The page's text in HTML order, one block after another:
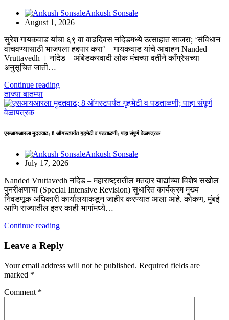
Ankush Sonsale
August 1, 2026
सुरेश गायकवाड यांचा ६९ वा वाढदिवस नांदेडमध्ये उत्साहात साजरा; ‘संविधान
वाचवण्यासाठी भाजपला हद्दपार करा’ – गायकवाड यांचे आवाहन Nanded
Vruttavedh । ​नांदेड – आंबेडकरवादी लोक मंचच्या वतीने काँग्रेसच्या
अनुसूचित जाती…
Continue reading
ताज्या बातम्या
एसआयआरला मुदतवाढ; 8 ऑगस्टपर्यंत गृहभेटी व पडताळणी; पाहा संपूर्ण वेळापत्रक
Ankush Sonsale
July 17, 2026
Nanded Vruttavedh ​नांदेड – महाराष्ट्रातील मतदार याद्यांच्या विशेष सखोल
पुनरीक्षणाचा (Special Intensive Revision) सुधारित कार्यक्रम मुख्य
निवडणूक अधिकारी कार्यालयाकडून जाहीर करण्यात आला आहे. कोकण, मुंबई
आणि राज्यातील इतर काही भागांमध्ये…
Continue reading
Leave a Reply
Your email address will not be published. Required fields are
marked *
Comment *